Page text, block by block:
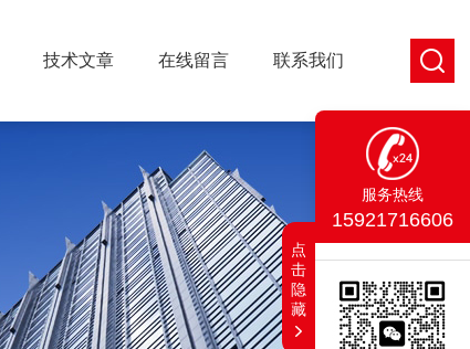
技术文章 在线留言 联系我们
服务热线
15921716606
点
击
隐
藏